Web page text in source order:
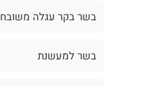
בשר בקר עגלה משובח
בשר למעשנת